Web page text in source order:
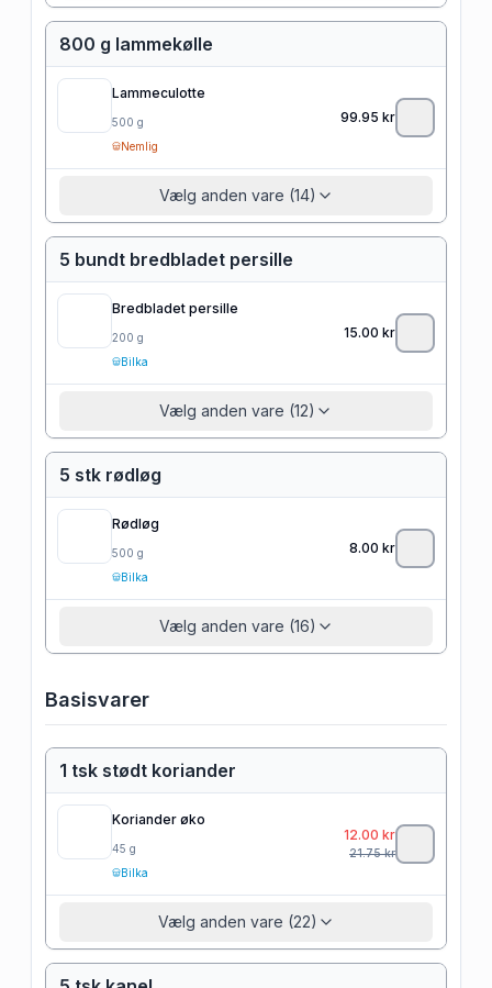
800 g lammekølle
Lammeculotte
500 g
Nemlig
99.95 kr
Vælg anden vare (14)
5 bundt bredbladet persille
Bredbladet persille
200 g
Bilka
15.00 kr
Vælg anden vare (12)
5 stk rødløg
Rødløg
500 g
Bilka
8.00 kr
Vælg anden vare (16)
Basisvarer
1 tsk stødt koriander
Koriander øko
45 g
Bilka
12.00 kr
21.75kr
Vælg anden vare (22)